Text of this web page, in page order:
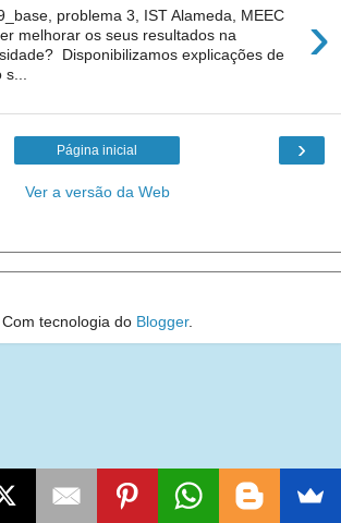
›
problema 3, IST Alameda, MEEC
melhorar os seus resultados na
Disponibilizamos explicações de
s...
›
Página inicial
Ver a versão da Web
Com tecnologia do Blogger.